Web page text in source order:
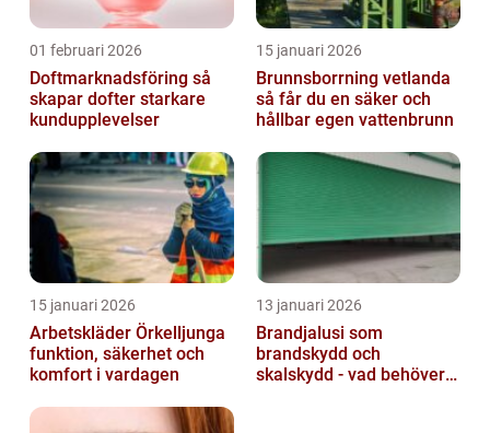
01 februari 2026
Doftmarknadsföring så
skapar dofter starkare
kundupplevelser
15 januari 2026
Brunnsborrning vetlanda
så får du en säker och
hållbar egen vattenbrunn
15 januari 2026
Arbetskläder Örkelljunga
funktion, säkerhet och
komfort i vardagen
13 januari 2026
Brandjalusi som
brandskydd och
skalskydd - vad behöver